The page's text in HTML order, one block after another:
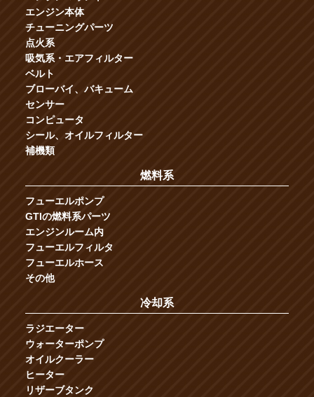
エンジン本体
チューニングパーツ
点火系
吸気系・エアフィルター
ベルト
ブローバイ、バキューム
センサー
コンピュータ
シール、オイルフィルター
補機類
燃料系
フューエルポンプ
GTIの燃料系パーツ
エンジンルーム内
フューエルフィルタ
フューエルホース
その他
冷却系
ラジエーター
ウォーターポンプ
オイルクーラー
ヒーター
リザーブタンク